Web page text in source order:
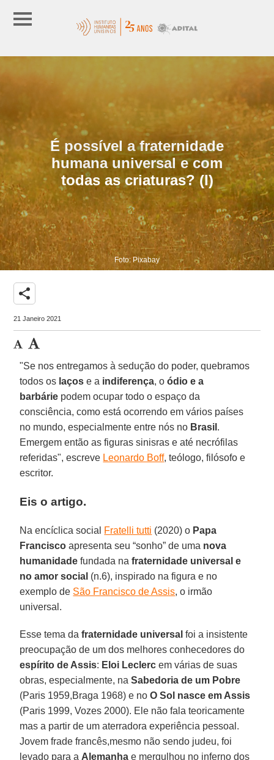
É possível a fraternidade
humana universal e com
todas as criaturas? (I)
Foto: Pixabay
share
21 Janeiro 2021
"Se nos entregamos à sedução do poder, quebramos
todos os laços e a indiferença, oódio e a
barbárie podem ocupar todo o espaço da
consciência, como está ocorrendo em vários países
no mundo, especialmente entre nós no Brasil .
Emergem então as figuras sinisras e até necrófilas
referidas", escreve Leonardo Boff, teólogo, filósofo e
escritor.
Eis o artigo.
Na encíclica social Fratelli tutti (2020) o Papa
Francisco apresenta seu “sonho” de uma nova
humanidade fundada nafraternidade universal e
no amor social (n.6), inspirado na figura e no
exemplo de São Francisco de Assis, o irmão
universal.
Esse tema dafraternidade universal foi a insistente
preocupação de um dos melhores conhecedores do
espírito de Assis: Eloi Leclerc em várias de suas
obras, especialmente, na Sabedoria de um Pobre
(Paris 1959,Braga 1968) e noO Sol nasce em Assis
(Paris 1999, Vozes 2000). Ele não fala teoricamente
mas a partir de um aterradora experiência pessoal.
Jovem frade francês,mesmo não sendo judeu, foi
levado para a Alemanha e mergulhou no inferno dos